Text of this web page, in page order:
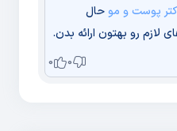
پوست و موحال
لازم رو بهتون ارائه بدن.
0
0